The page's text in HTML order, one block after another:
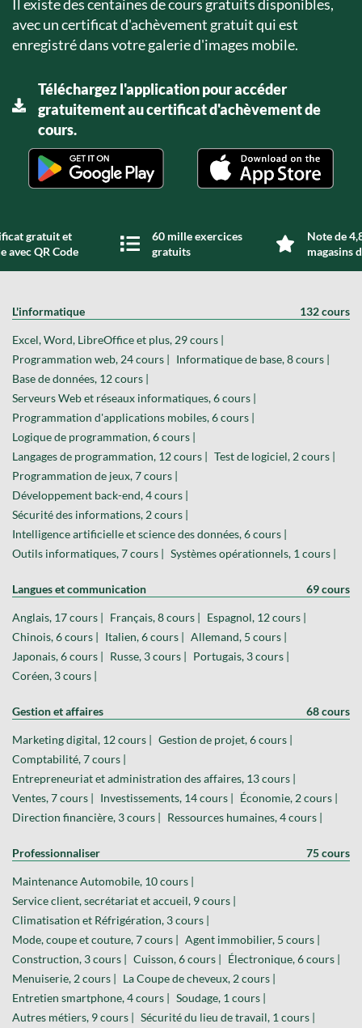
Il existe des centaines de cours gratuits disponibles,
avec un certificat d'achèvement gratuit qui est
enregistré dans votre galerie d'images mobile.
Téléchargez l'application pour accéder
gratuitement au certificat d'achèvement de
cours.
gratuit et
avec QR Code
60 mille exercices
gratuits
Note de
magasins
L'informatique 132 cours
Excel, Word, LibreOffice et plus, 29 cours |
Programmation web, 24 cours | Informatique de base, 8 cours |
Base de données, 12 cours |
Serveurs Web et réseaux informatiques, 6 cours |
Programmation d'applications mobiles, 6 cours |
Logique de programmation, 6 cours |
Langages de programmation, 12 cours | Test de logiciel, 2 cours |
Programmation de jeux, 7 cours |
Développement back-end, 4 cours |
Sécurité des informations, 2 cours |
Intelligence artificielle et science des données, 6 cours |
Outils informatiques, 7 cours | Systèmes opérationnels, 1 cours |
Langues et communication 69 cours
Anglais, 17 cours | Français, 8 cours | Espagnol, 12 cours |
Chinois, 6 cours | Italien, 6 cours | Allemand, 5 cours |
Japonais, 6 cours | Russe, 3 cours | Portugais, 3 cours |
Coréen, 3 cours |
Gestion et affaires 68 cours
Marketing digital, 12 cours | Gestion de projet, 6 cours |
Comptabilité, 7 cours |
Entrepreneuriat et administration des affaires, 13 cours |
Ventes, 7 cours | Investissements, 14 cours | Économie, 2 cours |
Direction financière, 3 cours | Ressources humaines, 4 cours |
Professionnaliser 75 cours
Maintenance Automobile, 10 cours |
Service client, secrétariat et accueil, 9 cours |
Climatisation et Réfrigération, 3 cours |
Mode, coupe et couture, 7 cours | Agent immobilier, 5 cours |
Construction, 3 cours | Cuisson, 6 cours | Électronique, 6 cours |
Menuiserie, 2 cours | La Coupe de cheveux, 2 cours |
Entretien smartphone, 4 cours | Soudage, 1 cours |
Autres métiers, 9 cours | Sécurité du lieu de travail, 1 cours |